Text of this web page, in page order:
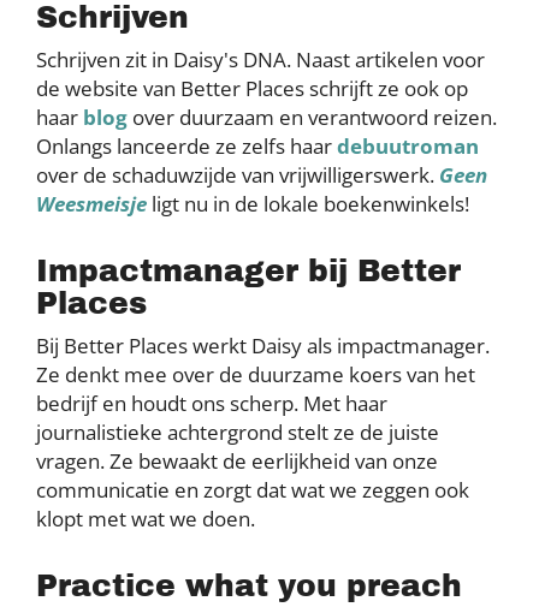
Schrijven
Schrijven zit in Daisy's DNA. Naast artikelen voor
de website van Better Places schrijft ze ook op
haar blog over duurzaam en verantwoord reizen.
Onlangs lanceerde ze zelfs haardebuutroman
over de schaduwzijde van vrijwilligerswerk. Geen
Weesmeisje ligt nu in de lokale boekenwinkels!
Impactmanager bij Better
Places
Bij Better Places werkt Daisy als impactmanager.
Ze denkt mee over de duurzame koers van het
bedrijf en houdt ons scherp. Met haar
journalistieke achtergrond stelt ze de juiste
vragen. Ze bewaakt de eerlijkheid van onze
communicatie en zorgt dat wat we zeggen ook
klopt met wat we doen.
Practice what you preach